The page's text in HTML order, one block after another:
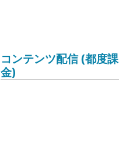
コンテンツ配信 (都度課
金)